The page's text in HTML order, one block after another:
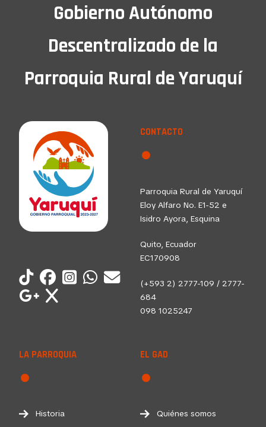
Gobierno Autónomo
Descentralizado de la
Parroquia Rural de Yaruquí
CONTACTO
Parroquia Rural de Yaruquí
Eloy Alfaro No. E1-52 e
Isidro Ayora, Esquina
Quito, Ecuador
EC170908
(+593 2) 2777-109 / 2777-
684
098 1025247
LA PARROQUIA
Historia
EL GAD
Quiénes somos